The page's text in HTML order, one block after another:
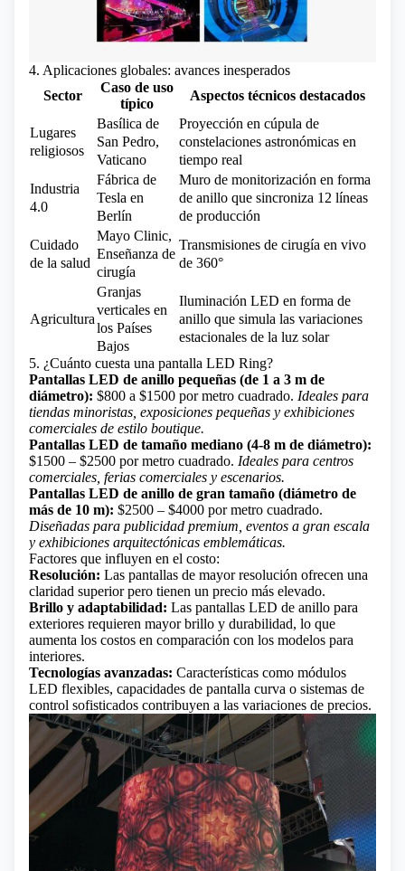
4. Aplicaciones globales: avances inesperados
Sector
Caso de uso
típico
Aspectos técnicos destacados
Lugares
religiosos
Basílica de
San Pedro,
Vaticano
Proyección en cúpula de
constelaciones astronómicas en
tiempo real
Industria
4.0
Fábrica de
Tesla en
Berlín
Muro de monitorización en forma
de anillo que sincroniza 12 líneas
de producción
Cuidado
de la salud
Mayo Clinic,
Enseñanza de
cirugía
Transmisiones de cirugía en vivo
de 360°
Agricultura
Granjas
verticales en
los Países
Bajos
Iluminación LED en forma de
anillo que simula las variaciones
estacionales de la luz solar
5. ¿Cuánto cuesta una pantalla LED Ring?
Pantallas LED de anillo pequeñas (de 1 a 3 m de
diámetro): $800 a $1500 por metro cuadrado. Ideales para
tiendas minoristas, exposiciones pequeñas y exhibiciones
comerciales de estilo boutique.
Pantallas LED de tamaño mediano (4-8 m de diámetro):
$1500 – $2500 por metro cuadrado. Ideales para centros
comerciales, ferias comerciales y escenarios.
Pantallas LED de anillo de gran tamaño (diámetro de
más de 10 m): $2500 – $4000 por metro cuadrado.
Diseñadas para publicidad premium, eventos a gran escala
y exhibiciones arquitectónicas emblemáticas.
Factores que influyen en el costo:
Resolución: Las pantallas de mayor resolución ofrecen una
claridad superior pero tienen un precio más elevado.
Brillo y adaptabilidad: Las pantallas LED de anillo para
exteriores requieren mayor brillo y durabilidad, lo que
aumenta los costos en comparación con los modelos para
interiores.
Tecnologías avanzadas: Características como módulos
LED flexibles, capacidades de pantalla curva o sistemas de
control sofisticados contribuyen a las variaciones de precios.